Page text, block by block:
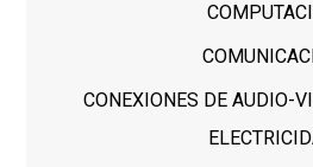
CONEXIONES DE AUDIO-